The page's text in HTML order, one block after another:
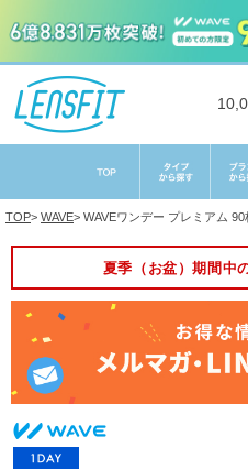
TOP> WAVE> WAVEワンデー プレミアム 90
夏季（お盆）期間中